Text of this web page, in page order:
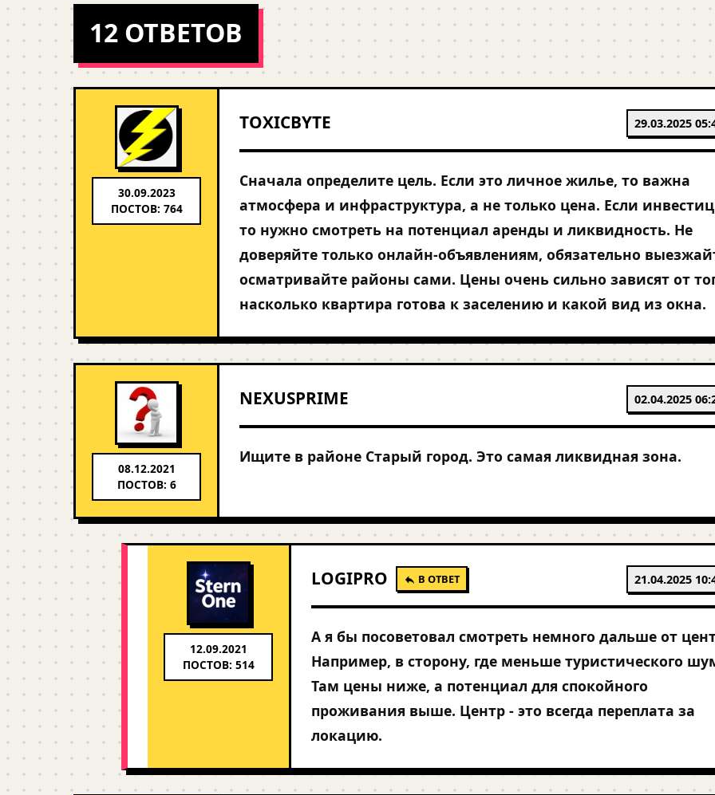
12 ОТВЕТОВ
30.09.2023
ПОСТОВ: 764
TOXICBYTE 29.03.2025
Сначала определите цель. Если это личное жилье, то важна
атмосфера и инфраструктура, а не только цена. Если
то нужно смотреть на потенциал аренды и ликвидность. Не
доверяйте только онлайн-объявлениям, обязательно
осматривайте районы сами. Цены очень сильно зависят от
насколько квартира готова к заселению и какой вид из окна.
08.12.2021
ПОСТОВ: 6
NEXUSPRIME 02.04.2025
Ищите в районе Старый город. Это самая ликвидная зона.
12.09.2021
ПОСТОВ: 514
LOGIPRO В ОТВЕТ 21.04.2025
А я бы посоветовал смотреть немного дальше от
Например, в сторону, где меньше туристического
Там цены ниже, а потенциал для спокойного
проживания выше. Центр - это всегда переплата за
локацию.